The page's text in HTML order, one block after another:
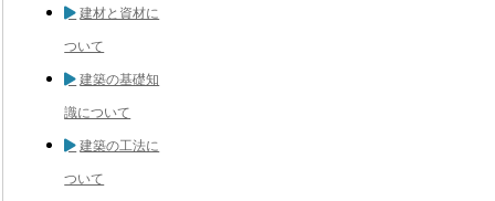
建材と資材に
ついて
建築の基礎知
識について
建築の工法に
ついて